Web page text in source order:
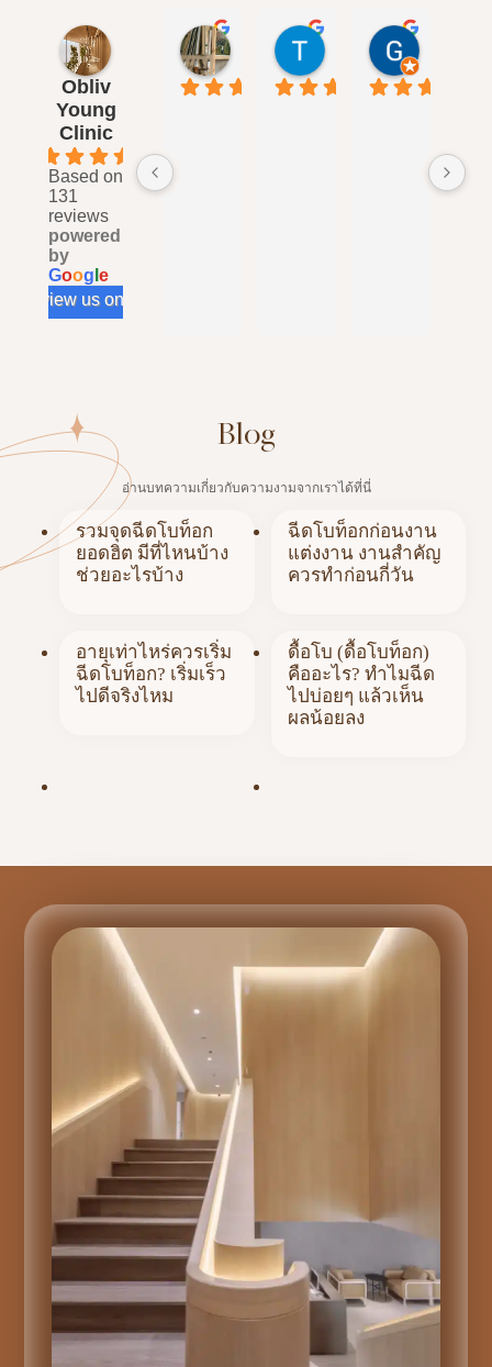
Obliv
Young
Clinic
Based on
131
reviews
powered
by
Goog e
review us on
rznbrsk
3 เดือน ที่ผ่านมา
Thitiya B.
3 เดือน ที่ผ่านมา
Blog
อ่านบทความเกี่ยวกับความงามจากเราได้ที่นี่
รวมจุดฉีดโบท็อก
ยอดฮิต มีที่ไหนบ้าง
ช่วยอะไรบ้าง
ฉีดโบท็อกก่อนงาน
แต่งงาน งานสำคัญ
ควรทำก่อนกี่วัน
อายุเท่าไหร่ควรเริ่ม
ฉีดโบท็อก? เริ่มเร็ว
ไปดีจริงไหม
ดื้อโบ (ดื้อโบท็อก)
คืออะไร? ทำไมฉีด
ไปบ่อยๆ แล้วเห็น
ผลน้อยลง